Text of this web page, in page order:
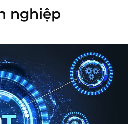
nghiệp